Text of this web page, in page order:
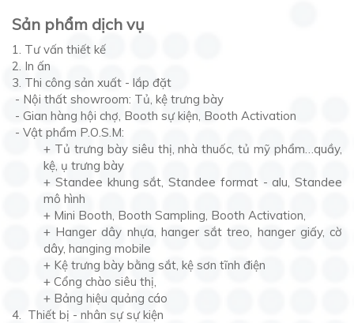
Sản phẩm dịch vụ
1. Tư vấn thiết kế
2. In ấn
3. Thi công sản xuất - lắp đặt
- Nội thất showroom: Tủ, kệ trưng bày
- Gian hàng hội chợ, Booth sự kiện, Booth Activation
- Vật phẩm P.O.S.M:
+ Tủ trưng bày siêu thị, nhà thuốc, tủ mỹ phẩm…quầy,
kệ, ụ trưng bày
+ Standee khung sắt, Standee format - alu, Standee
mô hình
+ Mini Booth, Booth Sampling, Booth Activation,
+ Hanger dây nhựa, hanger sắt treo, hanger giấy, cờ
dây, hanging mobile
+ Kệ trưng bày bằng sắt, kệ sơn tĩnh điện
+ Cổng chào siêu thị,
+ Bảng hiệu quảng cáo
4. Thiết bị - nhân sự sự kiện